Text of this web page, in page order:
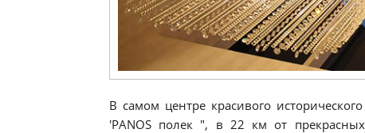
В самом центре красивого
'PANOS полек ", в 22 км от